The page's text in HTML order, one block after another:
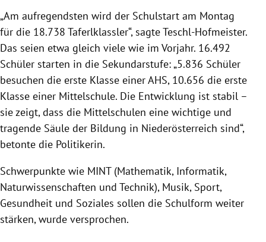
„Am aufregendsten wird der Schulstart am Montag
für die 18.738 Taferlklassler“, sagte Teschl-Hofmeister.
Das seien etwa gleich viele wie im Vorjahr. 16.492
Schüler starten in die Sekundarstufe: „5.836 Schüler
besuchen die erste Klasse einer AHS, 10.656 die erste
Klasse einer Mittelschule. Die Entwicklung ist stabil –
sie zeigt, dass die Mittelschulen eine wichtige und
tragende Säule der Bildung in Niederösterreich sind“,
betonte die Politikerin.
Schwerpunkte wie MINT (Mathematik, Informatik,
Naturwissenschaften und Technik), Musik, Sport,
Gesundheit und Soziales sollen die Schulform weiter
stärken, wurde versprochen.